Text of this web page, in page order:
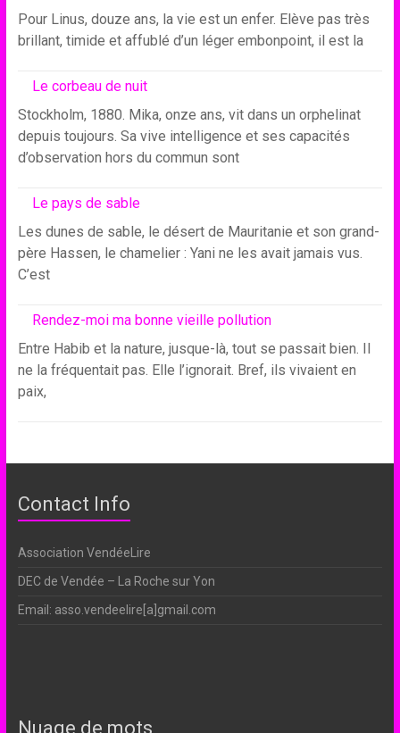
Pour Linus, douze ans, la vie est un enfer. Elève pas très
brillant, timide et affublé d’un léger embonpoint, il est la
Le corbeau de nuit
Stockholm, 1880. Mika, onze ans, vit dans un orphelinat
depuis toujours. Sa vive intelligence et ses capacités
d’observation hors du commun sont
Le pays de sable
Les dunes de sable, le désert de Mauritanie et son grand-
père Hassen, le chamelier : Yani ne les avait jamais vus.
C’est
Rendez-moi ma bonne vieille pollution
Entre Habib et la nature, jusque-là, tout se passait bien. Il
ne la fréquentait pas. Elle l’ignorait. Bref, ils vivaient en
paix,
Contact Info
Association VendéeLire
DEC de Vendée – La Roche sur Yon
Email: asso.vendeelire[a]gmail.com
Nuage de mots